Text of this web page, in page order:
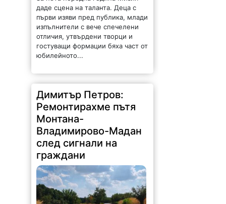
даде сцена на таланта. Деца с
първи изяви пред публика, млади
изпълнители с вече спечелени
отличия, утвърдени творци и
гостуващи формации бяха част от
юбилейното...
Димитър Петров:
Ремонтирахме пътя
Монтана-
Владимирово-Мадан
след сигнали на
граждани